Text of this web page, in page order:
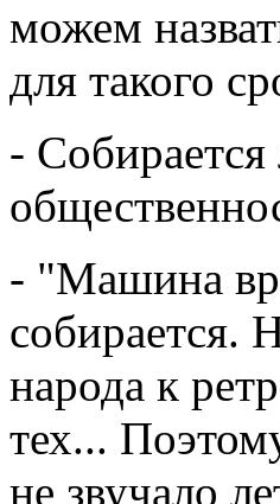
можем
для такого
-
- "Машина
собирается.
народа к
тех...
не звучало